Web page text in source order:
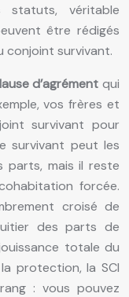
statuts, véritable
être rédigés
conjoint survivant.
d’agrément qui
vos frères et
survivant pour
survivant peut les
parts, mais il reste
forcée.
croisé de
des parts de
totale du
protection, la SCI
: vous pouvez